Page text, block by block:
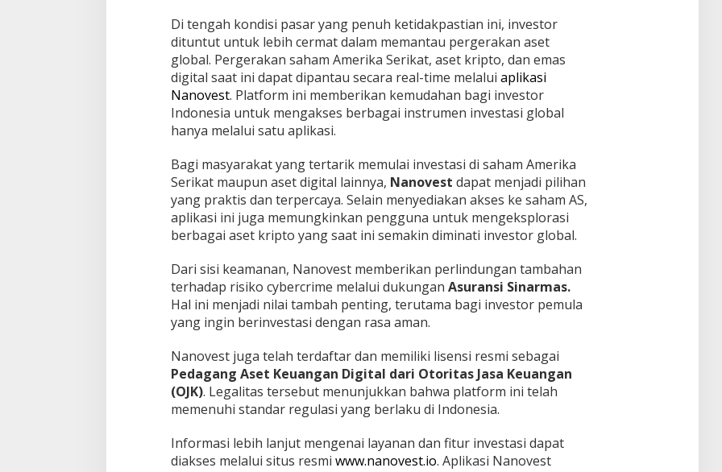
Di tengah kondisi pasar yang penuh ketidakpastian ini, investor
dituntut untuk lebih cermat dalam memantau pergerakan aset
global. Pergerakan saham Amerika Serikat, aset kripto, dan emas
digital saat ini dapat dipantau secara real-time melalui aplikasi
Nanovest. Platform ini memberikan kemudahan bagi investor
Indonesia untuk mengakses berbagai instrumen investasi global
hanya melalui satu aplikasi.
Bagi masyarakat yang tertarik memulai investasi di saham Amerika
Serikat maupun aset digital lainnya, Nanovest dapat menjadi pilihan
yang praktis dan terpercaya. Selain menyediakan akses ke saham AS,
aplikasi ini juga memungkinkan pengguna untuk mengeksplorasi
berbagai aset kripto yang saat ini semakin diminati investor global.
Dari sisi keamanan, Nanovest memberikan perlindungan tambahan
terhadap risiko cybercrime melalui dukungan Asuransi Sinarmas.
Hal ini menjadi nilai tambah penting, terutama bagi investor pemula
yang ingin berinvestasi dengan rasa aman.
Nanovest juga telah terdaftar dan memiliki lisensi resmi sebagai
Pedagang Aset Keuangan Digital dari Otoritas Jasa Keuangan
(OJK). Legalitas tersebut menunjukkan bahwa platform ini telah
memenuhi standar regulasi yang berlaku di Indonesia.
Informasi lebih lanjut mengenai layanan dan fitur investasi dapat
diakses melalui situs resmi www.nanovest.io. Aplikasi Nanovest